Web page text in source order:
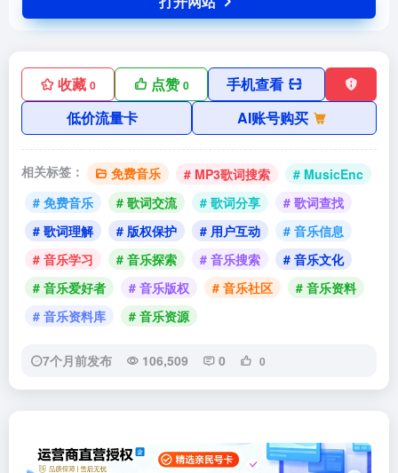
收藏 0 点赞0
手机查看
低价流量卡
AI账号购买
相关标签： 免费音乐 # MP3歌词搜索
# MusicEnc
# 免费音乐
# 歌词交流 # 歌词分享
# 歌词查找
# 歌词理解
# 版权保护 # 用户互动
# 音乐信息
# 音乐学习
# 音乐探索 # 音乐搜索
# 音乐文化
# 音乐爱好者
# 音乐版权 # 音乐社区
# 音乐资料
# 音乐资料库
# 音乐资源
7个月前发布 106,509 0 0